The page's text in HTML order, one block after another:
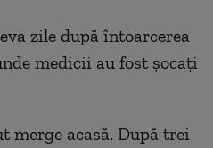
zile după întoarcerea
medicii au fost șocați
merge acasă. După trei